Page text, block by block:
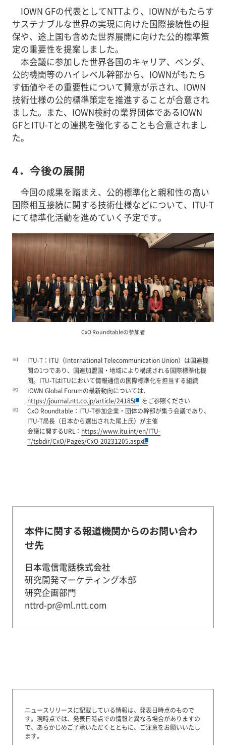
IOWN GFの代表としてNTTより、IOWNがもたらす
サステナブルな世界の実現に向けた国際接続性の担
保や、途上国も含めた世界展開に向けた公的標準策
定の重要性を提案しました。
本会議に参加した世界各国のキャリア、ベンダ、
公的機関等のハイレベル幹部から、IOWNがもたら
す価値やその重要性について賛意が示され、IOWN
技術仕様の公的標準策定を推進することが合意され
ました。また、IOWN検討の業界団体であるIOWN
GFとITU-Tとの連携を強化することも合意されまし
た。
4．今後の展開
今回の成果を踏まえ、公的標準化と親和性の高い
国際相互接続に関する技術仕様などについて、ITU-T
にて標準化活動を進めていく予定です。
CxO Roundtableの参加者
※1
ITU-T：ITU（International Telecommunication Union）は国連機
関の1つであり、国連加盟国・地域により構成される国際標準化機
関。ITU-TはITUにおいて情報通信の国際標準化を担当する組織
※2
IOWN Global Forumの最新動向については、
https://journal.ntt.co.jp/article/24185
をご参照ください
※3
CxO Roundtable：ITU-T参加企業・団体の幹部が集う会議であり、
ITU-T局長（日本から選出された尾上氏）が主催
会議に関するURL： https://www.itu.int/en/ITU-
T/tsbdir/CxO/Pages/CxO-20231205.aspx
本件に関する報道機関からのお問い合わ
せ先
日本電信電話株式会社
研究開発マーケティング本部
研究企画部門
nttrd-pr@ml.ntt.com
ニュースリリースに記載している情報は、発表日時点のもので
す。 現時点では、発表日時点での情報と異なる場合がありますの
で、あらかじめご了承いただくとともに、ご注意をお願いいたし
ます。